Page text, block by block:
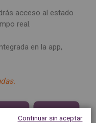
acceso al estado
real.
en la app,
Continuar sin aceptar